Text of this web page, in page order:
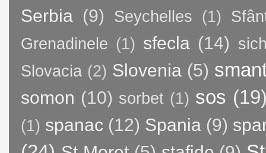
Serbia (9) Seychelles (1)
Grenadinele (1) sfecla (14)
Slovacia (2) Slovenia (5)
somon (10) sorbet (1) sos
(1) spanac (12) Spania (9)